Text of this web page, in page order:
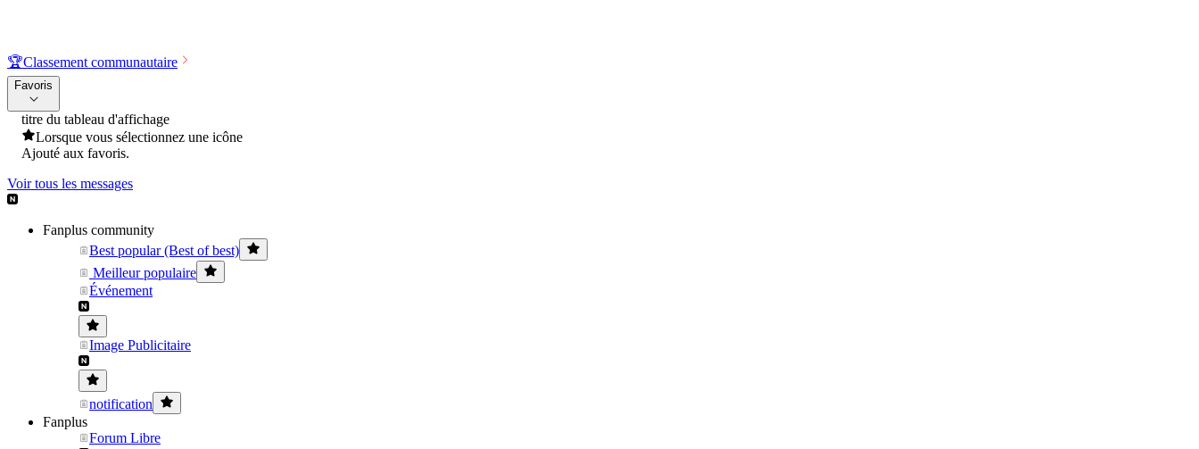
🏆Classement communautaire
Favoris
titre du tableau d'affichage
Lorsque vous sélectionnez une icône
Ajouté aux favoris.
Voir tous les messages
Fanplus community
Best popular (Best of best)
Meilleur populaire
Événement
Image Publicitaire
notification
Fanplus
Forum Libre